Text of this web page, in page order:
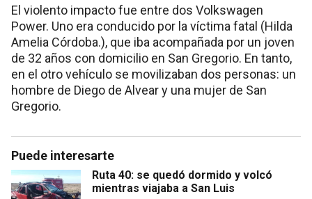
El violento impacto fue entre dos Volkswagen
Power. Uno era conducido por la víctima fatal (Hilda
Amelia Córdoba.), que iba acompañada por un joven
de 32 años con domicilio en San Gregorio. En tanto,
en el otro vehículo se movilizaban dos personas: un
hombre de Diego de Alvear y una mujer de San
Gregorio.
Puede interesarte
Ruta 40: se quedó dormido y volcó
mientras viajaba a San Luis